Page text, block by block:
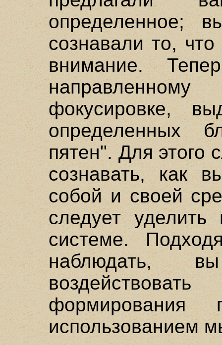
определенное;
сознавали то,
внимание.
фокусировке,
определенных
пятен". Для этого
сознавать, как
собой и своей
следует
системе.
наблюдать,
формирования
использованием